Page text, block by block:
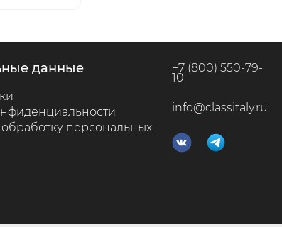
данные
персональных
+7 (800) 550-79-
10
info@classitaly.ru